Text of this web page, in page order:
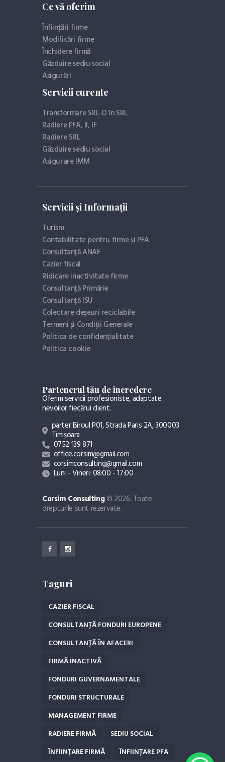
Ce vă oferim
Înființări firme
Modificări firme
Închidere firmă
Găzduire sediu social
Asigurări
Servicii curente
Transformare SRL-D în SRL
Radiere PFA, II, IF
Radiere SRL
Găzduire sediu social
Asigurare IMM
Servicii și Informații
Turism
Contabilitate pentru firme și PFA
Consultanță ANAF
Cazier fiscal
Ridicare inactivitate firme
Consultanță Primărie
Consultanță ISU
Colectare deșeuri reciclabile
Termeni și Condiții Generale
Politica de confidențialitate
Politica cookie
Partenerul tău de încredere
Oferim servicii profesioniste, adaptate
nevoilor fiecărui client.
parter Biroul P01, Strada Paris 2A, 300003
Timișoara
0752 139 871
office.corsim@gmail.com
corsimconsulting@gmail.com
Luni - Vineri: 08:00 - 17:00
Corsim Consulting© 2026. Toate
drepturile sunt rezervate.
Taguri
CAZIER FISCAL
CONSULTANȚĂ FONDURI EUROPENE
CONSULTANȚĂ ÎN AFACERI
FIRMĂ INACTIVĂ
FONDURI GUVERNAMENTALE
FONDURI STRUCTURALE
MANAGEMENT FIRME
RADIERE FIRMĂ
SEDIU SOCIAL
ÎNFIINȚARE FIRMĂ
ÎNFIINȚARE PFA